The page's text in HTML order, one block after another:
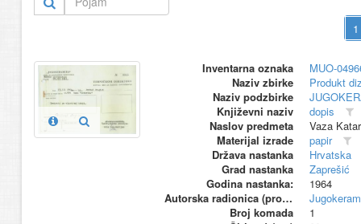
Inventarna oznaka
MUO-
Naziv zbirke
Produkt
Naziv podzbirke
Književni naziv
dopis
Naslov predmeta
Vaza
Materijal izrade
papir
Država nastanka
Hrvatska
Grad nastanka
Zaprešić
Godina nastanka:
1964
Autorska radionica (proizvođač)
Broj komada
1